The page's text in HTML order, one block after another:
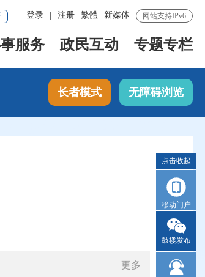
网站支持IPv6
新媒体
繁體
登录 注册
服务 政民互动 专题专栏
长者模式 无障碍浏览
更多
点击收起
移动门户
鼓楼发布